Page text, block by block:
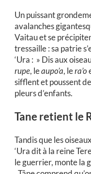
Un puissant
avalanches
Vaitau et se
tressaille : sa patrie
‘Ura : » Dis aux
rupe, leaupo’a, lera’o
sifflent et poussent
pleurs d’enfants.
Tane retient le
Tandis que les
‘Ura dit à la reine
le guerrier, monte la